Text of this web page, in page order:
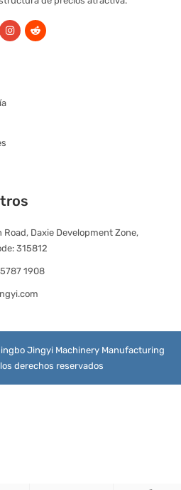
Daxie Development Zone,
315812
1908
Jingyi Machinery Manufacturing
derechos reservados